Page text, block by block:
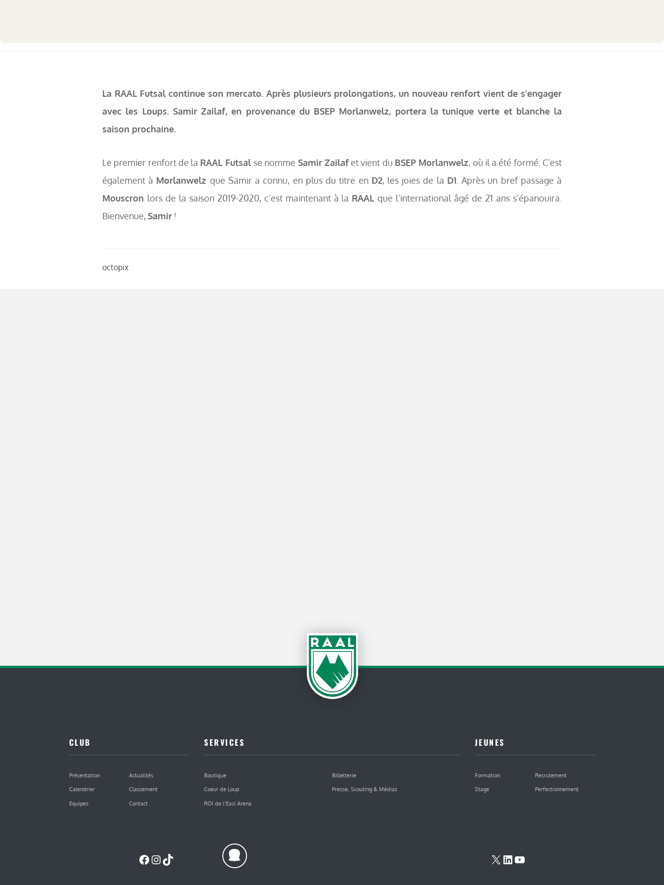
octopix
La RAAL Futsal continue son mercato. Après plusieurs prolongations, un nouveau renfort vient de s’engager
avec les Loups. Samir Zailaf, en provenance du BSEP Morlanwelz, portera la tunique verte et blanche la
saison prochaine.
Le premier renfort de la RAAL Futsal se nomme Samir Zailafet vient du BSEP Morlanwelz, où il a été formé. C’est
également à Morlanwelz que Samir a connu, en plus du titre en D2, les joies de la D1 . Après un bref passage à
Mouscron lors de la saison 2019-2020, c’est maintenant à la RAAL que l’international âgé de 21 ans s’épanouira.
Bienvenue, Samir !
CLUB
Présentation
Actualités
Calendrier
Classement
Equipes
Contact
SERVICES
Boutique
Billetterie
Coeur de Loup
Presse, Scouting & Médias
ROI de l’Easi Arena
JEUNES
Formation
Recrutement
Stage
Perfectionnement
Facebook
Instagram
TikTok X LinkedIn
YouTube